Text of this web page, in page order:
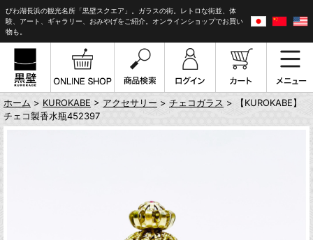
びわ湖長浜の観光名所「黒壁スクエア」。ガラスの街。レトロな街並、体
験、アート、ギャラリー、おみやげをご紹介。オンラインショップでお買い
物も。
ホーム > KUROKABE > アクセサリー > チェコガラス > 【KUROKABE】
チェコ製香水瓶452397